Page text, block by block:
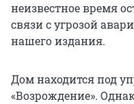
неизвестное время
связи с угрозой
нашего издания.
Дом находится под
«Возрождение».